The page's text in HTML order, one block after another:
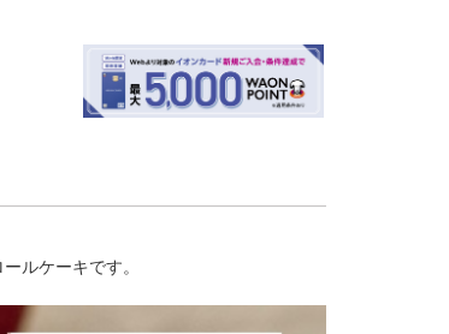
※写真はイメージです。
ルケーキです。